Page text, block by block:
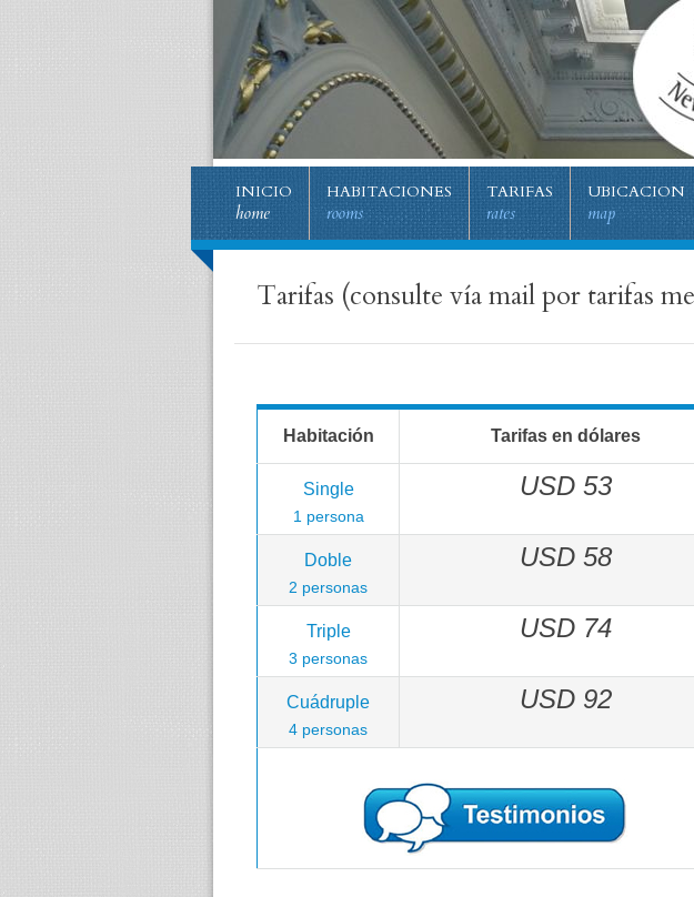
INICIO
home
HABITACIONES
rooms
TARIFAS
rates
UBICACION
map
Tarifas (consulte vía mail por tarifas
Habitación Tarifas en dólares
Single
1 persona
USD 53
Doble
2 personas
USD 58
Triple
3 personas
USD 74
Cuádruple
4 personas
USD 92